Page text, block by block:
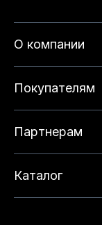
О компании
Покупателям
Партнерам
Каталог